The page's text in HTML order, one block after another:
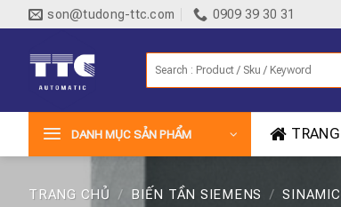
qua
son@tudong-ttc.com 0909 39 30 31
DANH MỤC SẢN PHẨM
TRANG CHỦ / BIẾN TẦN SIEMENS /